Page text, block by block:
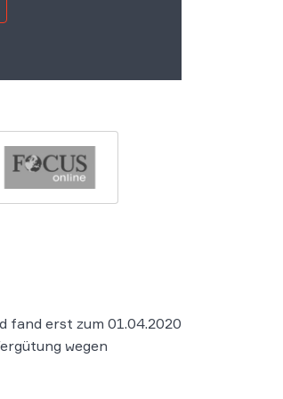
fand erst zum 01.04.2020
wegen